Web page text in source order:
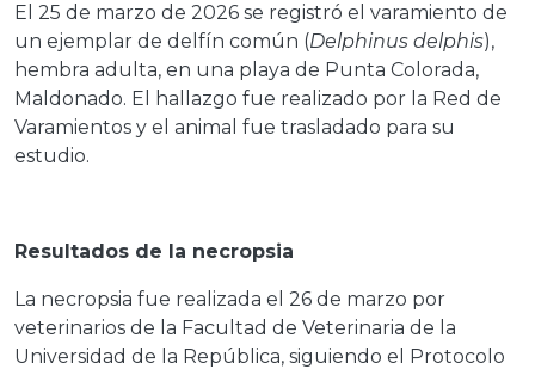
El 25 de marzo de 2026 se registró el varamiento de
un ejemplar de delfín común (Delphinus delphis),
hembra adulta, en una playa de Punta Colorada,
Maldonado. El hallazgo fue realizado por la Red de
Varamientos y el animal fue trasladado para su
estudio.
Resultados de la necropsia
La necropsia fue realizada el 26 de marzo por
veterinarios de la Facultad de Veterinaria de la
Universidad de la República, siguiendo el Protocolo